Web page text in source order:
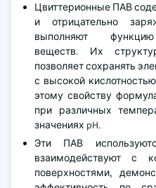
Цвиттерионные ПАВ
и отрицательно
выполняют функцию
веществ. Их
позволяет сохранять
с высокой
этому свойству
при различных
значениях pH.
Эти ПАВ
взаимодействуют с
поверхностями,